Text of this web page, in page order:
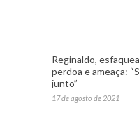
Reginaldo,
perdoa e ameaça:
junto”
17 de agosto de 2021